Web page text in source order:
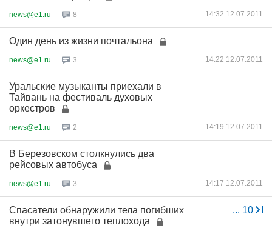
news@e1.ru 8 14:32 12.07.2011
Один день из жизни почтальона
news@e1.ru 3 14:22 12.07.2011
Уральские музыканты приехали в
Тайвань на фестиваль духовых
оркестров
news@e1.ru 2 14:19 12.07.2011
В Березовском столкнулись два
рейсовых автобуса
news@e1.ru 3 14:17 12.07.2011
... 10
Спасатели обнаружили тела погибших
внутри затонувшего теплохода